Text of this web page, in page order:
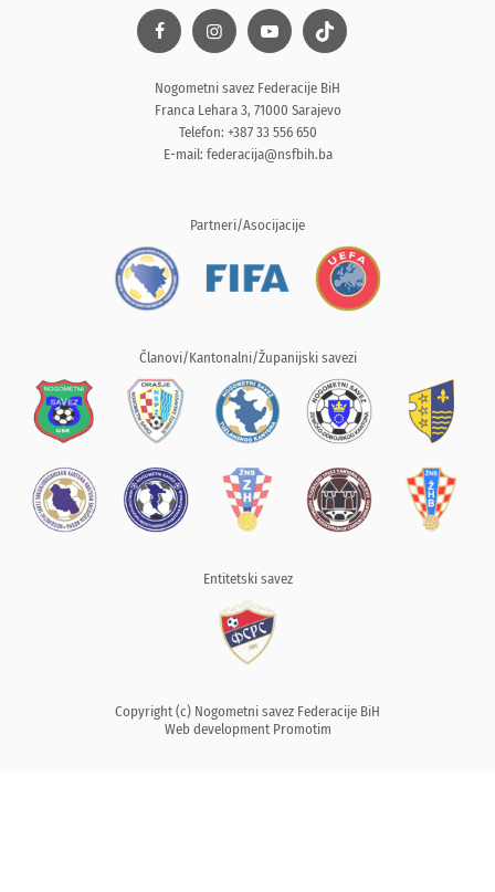
Nogometni savez Federacije BiH
Franca Lehara 3, 71000 Sarajevo
Telefon: +387 33 556 650
E-mail: federacija@nsfbih.ba
Partneri/Asocijacije
Članovi/Kantonalni/Županijski savezi
Entitetski savez
Copyright (c) Nogometni savez Federacije BiH
Web development Promotim